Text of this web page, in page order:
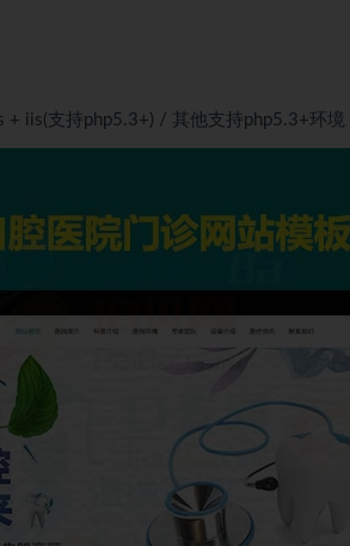
iis(支持php5.3+) / 其他支持php5.3+环境